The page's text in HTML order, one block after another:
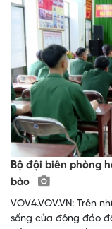
Bộ đội biên phòng
bào
VOV4.VOV.VN: Trên
sống của đông đảo